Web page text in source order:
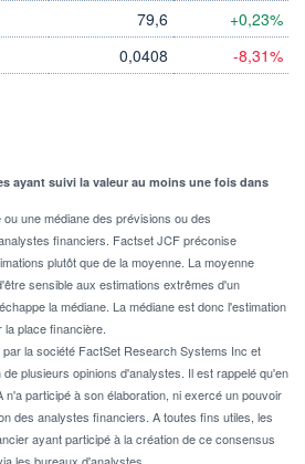
79,6 +0,23%
0,0408 -8,31%
ayant suivi la valeur au moins une fois dans
une médiane des prévisions ou des
financiers. Factset JCF préconise
plutôt que de la moyenne. La moyenne
sensible aux estimations extrêmes d'un
la médiane. La médiane est donc l'estimation
la place financière.
la société FactSet Research Systems Inc et
plusieurs opinions d'analystes. Il est rappelé qu'en
participé à son élaboration, ni exercé un pouvoir
des analystes financiers. A toutes fins utiles, les
ayant participé à la création de ce consensus